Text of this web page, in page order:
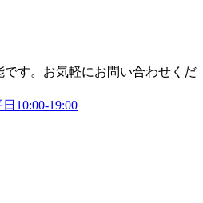
す。お気軽にお問い合わせくだ
10:00-19:00